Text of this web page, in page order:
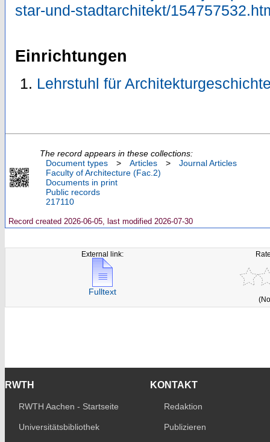
star-und-stadtarchitekt/
Einrichtungen
Lehrstuhl für
The record appears in these collections:
Document types
> Articles >
Journal Articles
Faculty of Architecture (Fac.2)
Documents in print
Public records
217110
Record created 2026-06-05, last modified 2026-07-30
External link:
Fulltext
RWTH
RWTH Aachen - Startseite
Universitätsbibliothek
KONTAKT
Redaktion
Publizieren